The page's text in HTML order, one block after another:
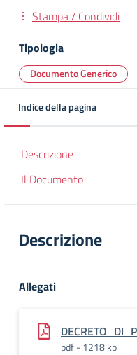
Stampa / Condividi
Tipologia
Documento Generico
Indice della pagina
Descrizione
Il Documento
Descrizione
Allegati
pdf - 1218 kb